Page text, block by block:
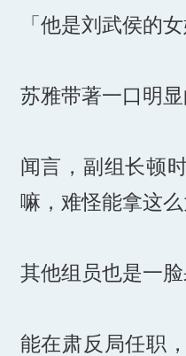
「他是刘武侯的
苏雅带著一口明显
闻言，副组长顿
嘛，难怪能拿这么
其他组员也是一脸
能在肃反局任职